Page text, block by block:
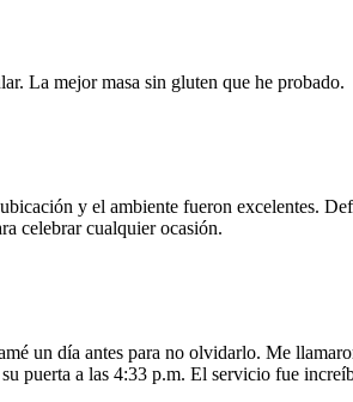
La mejor masa sin gluten que he probado.
y el ambiente fueron excelentes.
celebrar cualquier ocasión.
un día antes para no olvidarlo. Me
puerta a las 4:33 p.m. El servicio fue